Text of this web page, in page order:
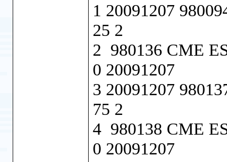
1 20091207
25 2
2 980136 CME
0 20091207
3 20091207
75 2
4 980138 CME
0 20091207